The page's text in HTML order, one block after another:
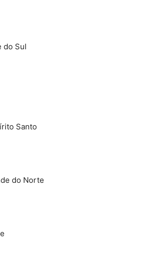
do Sul
Santo
do Norte